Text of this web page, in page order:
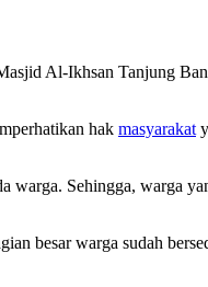
Al-Ikhsan Tanjung
hak masyarakat
Sehingga, warga
besar warga sudah